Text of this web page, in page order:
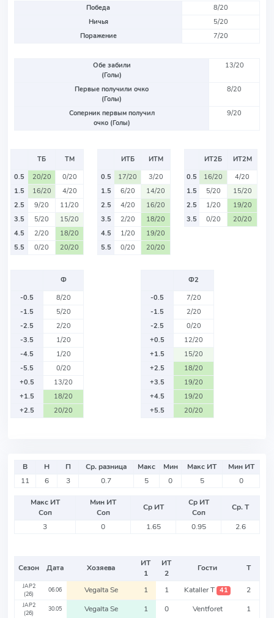
Победа
8/20
Ничья
5/20
Поражение
7/20
Обе забили
(Голы)
13/20
Первые получили очко
(Голы)
8/20
Соперник первым получил
очко (Голы)
9/20
ТБ
ТМ
0.5
20/20
0/20
1.5
16/20
4/20
2.5
9/20
11/20
3.5
5/20
15/20
4.5
2/20
18/20
5.5
0/20 20/20
ИТБ
ИТМ
0.5
17/20
3/20
1.5
6/20
14/20
2.5
4/20
16/20
3.5
2/20
18/20
4.5
1/20
19/20
5.5
0/20 20/20
ИТ2Б
ИТ2М
0.5
16/20
4/20
1.5
5/20
15/20
2.5
1/20
19/20
3.5
0/20 20/20
Ф
-0.5
8/20
-1.5
5/20
-2.5
2/20
-3.5
1/20
-4.5
1/20
-5.5
0/20
+0.5
13/20
+1.5
18/20
+2.5
20/20
Ф2
-0.5
7/20
-1.5
2/20
-2.5
0/20
+0.5
12/20
+1.5
15/20
+2.5
18/20
+3.5
19/20
+4.5
19/20
+5.5
20/20
В Н П Ср. разница Макс Мин Макс ИТ
Мин ИТ
11
6 3 0.7 5 0 5 0
Макс ИТ
Соп
Мин ИТ
Соп
Ср ИТ
Ср ИТ
Соп
Ср. Т
3
0 1.65 0.95 2.6
Сезон Дата Хозяева
ИТ
1
ИТ
2
Гости Т
JAP2
(26)
06.06 Vegalta Se 1 1 Kataller T 41 2
JAP2
(26)
30.05 Vegalta Se 1 0 Ventforet 1